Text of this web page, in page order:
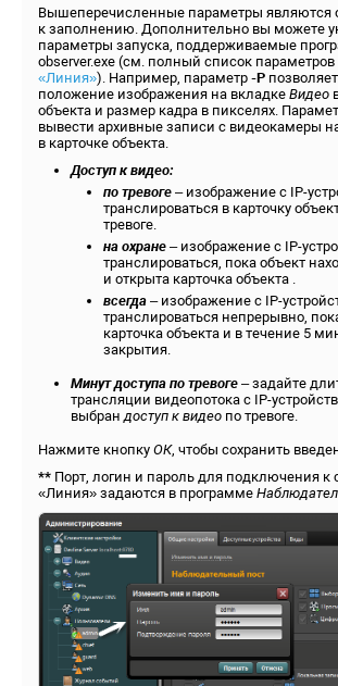
Вышеперечисленные параметры являются
к заполнению. Дополнительно вы можете
параметры запуска, поддерживаемые
observer.exe (см. полный список параметров
«Линия»). Например, параметр -P
положение изображения на вкладке Видео
объекта и размер кадра в пикселях.
вывести архивные записи с видеокамеры
в карточке объекта.
Доступ к видео:
по тревоге – изображение с IP-
транслироваться в карточку
тревоге.
на охране – изображение с IP-
транслироваться, пока объект
и открыта карточка объекта .
всегда – изображение с IP-
транслироваться непрерывно,
карточка объекта и в течение 5
закрытия.
Минут доступа по тревоге – задайте
трансляции видеопотока с IP-
выбрандоступ к видео по тревоге.
Нажмите кнопку ОК, чтобы сохранить
** Порт, логин и пароль для подключения к
«Линия» задаются в программе